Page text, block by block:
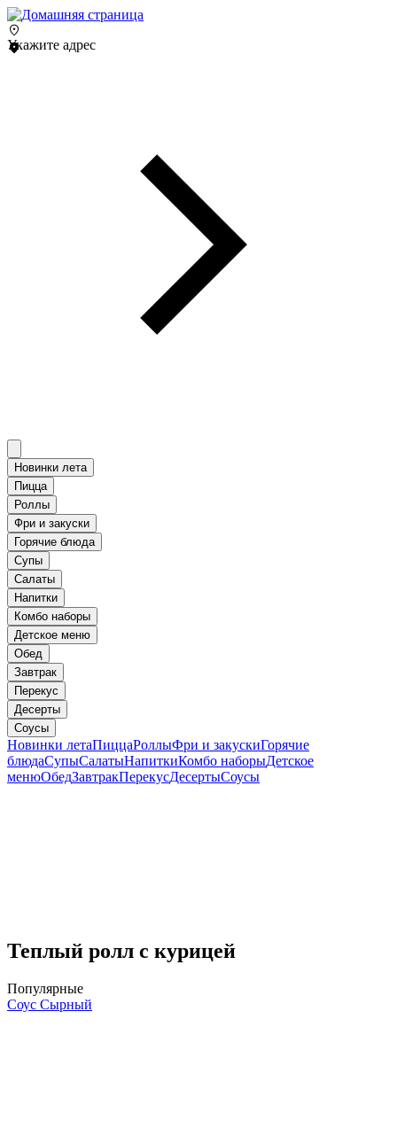
Укажите адрес
Новинки лета
Пицца
Роллы
Фри и закуски
Горячие блюда
Супы
Салаты
Напитки
Комбо наборы
Детское меню
Обед
Завтрак
Перекус
Десерты
Соусы
Новинки летаПиццаРоллыФри и закускиГорячие
блюдаСупыСалатыНапиткиКомбо наборыДетское
менюОбедЗавтракПерекусДесертыСоусы
Теплый ролл с курицей
Популярные
Соус Сырный